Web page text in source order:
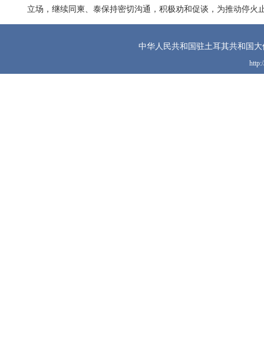
立场，继续同柬、泰保持密切沟通，积极劝和促谈，为推动停火
中华人民共和国驻土耳其共和国大